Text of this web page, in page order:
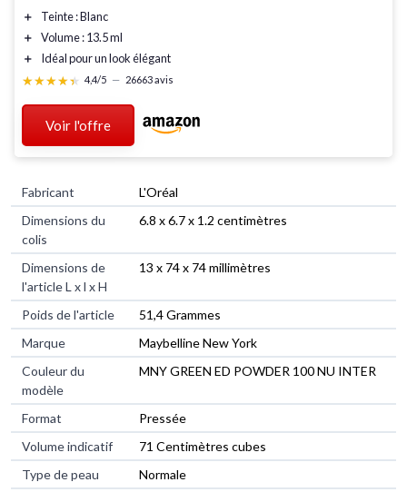
＋ Teinte: Blanc
＋
Volume: 13.5 ml
＋
Idéalpour un look élégant
★★★★★
★★★★★ 4,4/5 — 26663 avis
Voir l'offre
Fabricant
‎L'Oréal
Dimensions du
colis
‎6.8 x 6.7 x 1.2 centimètres
Dimensions de
l'article L x l x H
‎13 x 74 x 74 millimètres
Poids de l'article
‎51,4 Grammes
Marque
‎Maybelline New York
Couleur du
modèle
‎MNY GREEN ED POWDER 100 NU INTER
Format
‎Pressée
Volume indicatif
‎71 Centimètres cubes
Type de peau
‎Normale